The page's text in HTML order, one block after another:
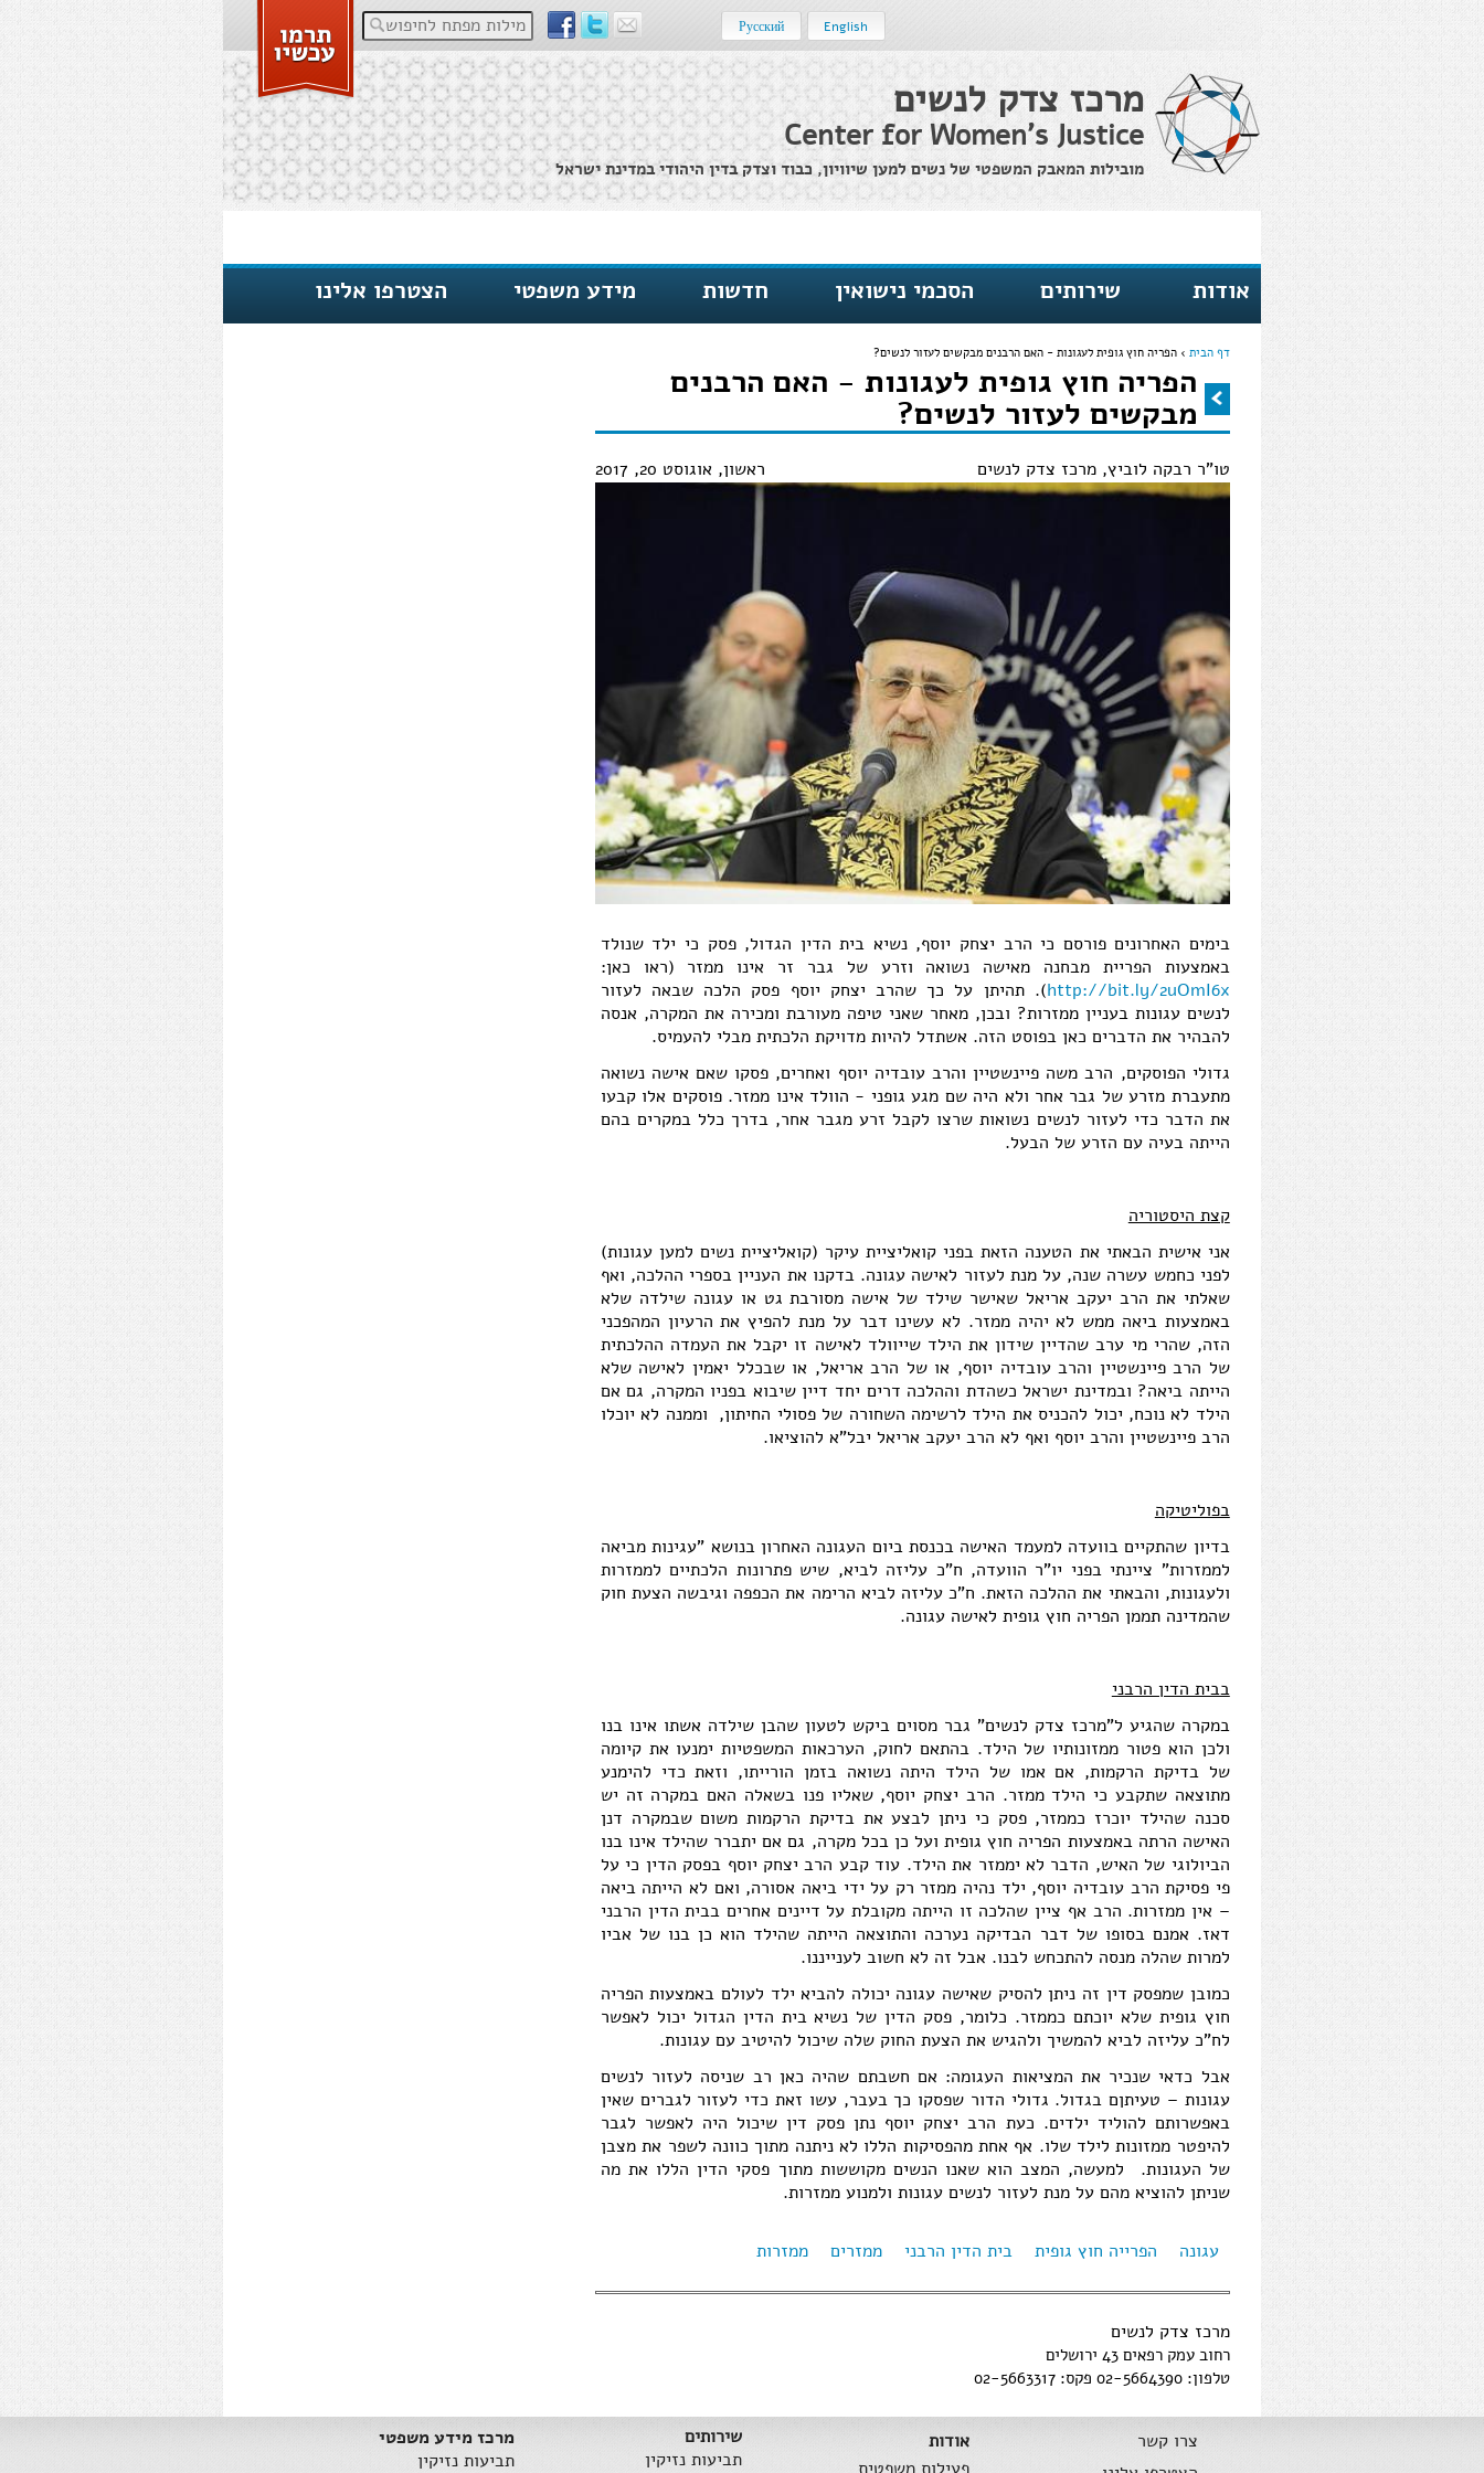
מילות מפתח לחיפוש English
Русский
מרכז צדק לנשים
Center for Women's Justice
מובילות המאבק המשפטי של נשים למען שיוויון, כבוד וצדק בדין היהודי במדינת ישראל
אודות שירותים הסכמי נישואין חדשות מידע משפטי הצטרפו אלינו
הינך נמצא כאן
דף הבית ›הפריה חוץ גופית לעגונות - האם הרבנים מבקשים לעזור לנשים?
הפריה חוץ גופית לעגונות - האם הרבנים
מבקשים לעזור לנשים?
טו"ר רבקה לוביץ, מרכז צדק לנשים ראשון, אוגוסט 20, 2017
הרב יצחק יוסף.JPG
בימים האחרונים פורסם כי הרב יצחק יוסף, נשיא בית הדין הגדול, פסק כי ילד שנולד
באמצעות הפריית מבחנה מאישה נשואה וזרע של גבר זר אינו ממזר (ראו כאן:
http://bit.ly/2uOmI6x). תהיתן על כך שהרב יצחק יוסף פסק הלכה שבאה לעזור
לנשים עגונות בעניין ממזרות? ובכן, מאחר שאני טיפה מעורבת ומכירה את המקרה, אנסה
להבהיר את הדברים כאן בפוסט הזה. אשתדל להיות מדויקת הלכתית מבלי להעמיס.
גדולי הפוסקים, הרב משה פיינשטיין והרב עובדיה יוסף ואחרים, פסקו שאם אישה נשואה
מתעברת מזרע של גבר אחר ולא היה שם מגע גופני - הוולד אינו ממזר. פוסקים אלו קבעו
את הדבר כדי לעזור לנשים נשואות שרצו לקבל זרע מגבר אחר, בדרך כלל במקרים בהם
הייתה בעיה עם הזרע של הבעל.
קצת היסטוריה
אני אישית הבאתי את הטענה הזאת בפני קואליציית עיקר (קואליציית נשים למען עגונות)
לפני כחמש עשרה שנה, על מנת לעזור לאישה עגונה. בדקנו את העניין בספרי ההלכה, ואף
שאלתי את הרב יעקב אריאל שאישר שילד של אישה מסורבת גט או עגונה שילדה שלא
באמצעות ביאה ממש לא יהיה ממזר. לא עשינו דבר על מנת להפיץ את הרעיון המהפכני
הזה, שהרי מי ערב שהדיין שידון את הילד שייוולד לאישה זו יקבל את העמדה ההלכתית
של הרב פיינשטיין והרב עובדיה יוסף, או של הרב אריאל, או שבכלל יאמין לאישה שלא
הייתה ביאה? ובמדינת ישראל כשהדת וההלכה דרים יחד דיין שיבוא בפניו המקרה, גם אם
הילד לא נוכח, יכול להכניס את הילד לרשימה השחורה של פסולי החיתון, וממנה לא יוכלו
הרב פיינשטיין והרב יוסף ואף לא הרב יעקב אריאל יבל"א להוציאו.
בפוליטיקה
בדיון שהתקיים בוועדה למעמד האישה בכנסת ביום העגונה האחרון בנושא "עגינות מביאה
לממזרות" ציינתי בפני יו"ר הוועדה, ח"כ עליזה לביא, שיש פתרונות הלכתיים לממזרות
ולעגונות, והבאתי את ההלכה הזאת. ח"כ עליזה לביא הרימה את הכפפה וגיבשה הצעת חוק
שהמדינה תממן הפריה חוץ גופית לאישה עגונה.
בבית הדין הרבני
במקרה שהגיע ל"מרכז צדק לנשים" גבר מסוים ביקש לטעון שהבן שילדה אשתו אינו בנו
ולכן הוא פטור ממזונותיו של הילד. בהתאם לחוק, הערכאות המשפטיות ימנעו את קיומה
של בדיקת הרקמות, אם אמו של הילד היתה נשואה בזמן הורייתו, וזאת כדי להימנע
מתוצאה שתקבע כי הילד ממזר. הרב יצחק יוסף, שאליו פנו בשאלה האם במקרה זה יש
סכנה שהילד יוכרז כממזר, פסק כי ניתן לבצע את בדיקת הרקמות משום שבמקרה דנן
האישה הרתה באמצעות הפריה חוץ גופית ועל כן בכל מקרה, גם אם יתברר שהילד אינו בנו
הביולוגי של האיש, הדבר לא יממזר את הילד. עוד קבע הרב יצחק יוסף בפסק הדין כי על
פי פסיקת הרב עובדיה יוסף, ילד נהיה ממזר רק על ידי ביאה אסורה, ואם לא הייתה ביאה
– אין ממזרות. הרב אף ציין שהלכה זו הייתה מקובלת על דיינים אחרים בבית הדין הרבני
דאז. אמנם בסופו של דבר הבדיקה נערכה והתוצאה הייתה שהילד הוא כן בנו של אביו
למרות שהלה מנסה להתכחש לבנו. אבל זה לא חשוב לענייננו.
כמובן שמפסק דין זה ניתן להסיק שאישה עגונה יכולה להביא ילד לעולם באמצעות הפריה
חוץ גופית שלא יוכתם כממזר. כלומר, פסק הדין של נשיא בית הדין הגדול יכול לאפשר
לח"כ עליזה לביא להמשיך ולהגיש את הצעת החוק שלה שיכול להיטיב עם עגונות.
אבל כדאי שנכיר את המציאות העגומה: אם חשבתם שהיה כאן רב שניסה לעזור לנשים
עגונות – טעיתןם בגדול. גדולי הדור שפסקו כך בעבר, עשו זאת כדי לעזור לגברים שאין
באפשרותם להוליד ילדים. כעת הרב יצחק יוסף נתן פסק דין שיכול היה לאפשר לגבר
להיפטר ממזונות לילד שלו. אף אחת מהפסיקות הללו לא ניתנה מתוך כוונה לשפר את מצבן
של העגונות. למעשה, המצב הוא שאנו הנשים מקוששות מתוך פסקי הדין הללו את מה
שניתן להוציא מהם על מנת לעזור לנשים עגונות ולמנוע ממזרות.
עגונה הפרייה חוץ גופית בית הדין הרבני ממזרים ממזרות
מרכז צדק לנשים
רחוב עמק רפאים 43 ירושלים
טלפון: 02-5664390 פקס: 02-5663317
צרו קשר
אודות
פעילות משפטית
שירותים
תביעות נזיקין
מרכז מידע משפטי
תביעות נזיקין